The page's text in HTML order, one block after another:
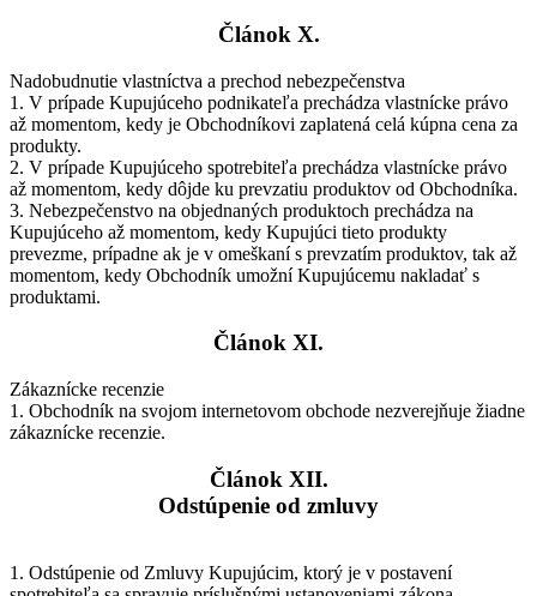
Článok X.
Nadobudnutie vlastníctva a prechod nebezpečenstva
1. V prípade Kupujúceho podnikateľa prechádza vlastnícke právo
až momentom, kedy je Obchodníkovi zaplatená celá kúpna cena za
produkty.
2. V prípade Kupujúceho spotrebiteľa prechádza vlastnícke právo
až momentom, kedy dôjde ku prevzatiu produktov od Obchodníka.
3. Nebezpečenstvo na objednaných produktoch prechádza na
Kupujúceho až momentom, kedy Kupujúci tieto produkty
prevezme, prípadne ak je v omeškaní s prevzatím produktov, tak až
momentom, kedy Obchodník umožní Kupujúcemu nakladať s
produktami.
Článok XI.
Zákaznícke recenzie
1. Obchodník na svojom internetovom obchode nezverejňuje žiadne
zákaznícke recenzie.
Článok XII.
Odstúpenie od zmluvy
1. Odstúpenie od Zmluvy Kupujúcim, ktorý je v postavení